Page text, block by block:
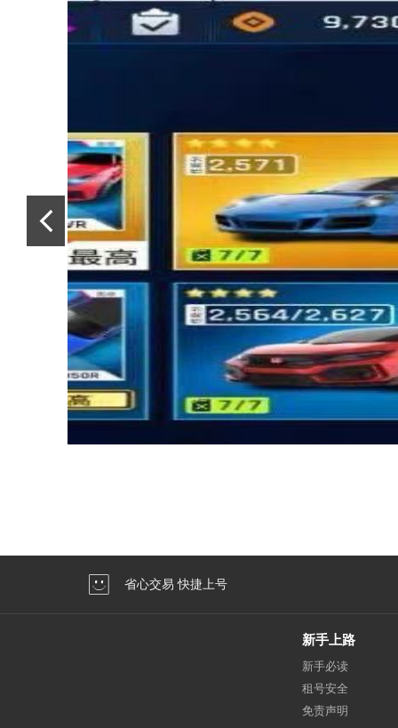
省心交易 快捷上号
新手上路
新手必读
租号安全
免责声明